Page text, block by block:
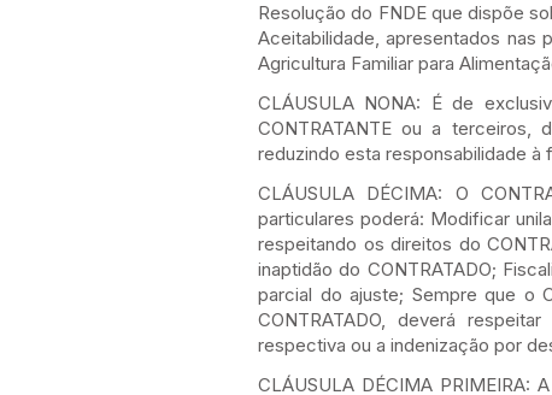
Resolução do FNDE que dispõe
Aceitabilidade, apresentados nas
Agricultura Familiar para
CLÁUSULA NONA: É de
CONTRATANTE ou a
reduzindo esta responsabilidade à
CLÁUSULA DÉCIMA: O
particulares poderá: Modificar
respeitando os direitos do
inaptidão do CONTRATADO;
parcial do ajuste; Sempre que o
CONTRATADO, deverá
respectiva ou a indenização por
CLÁUSULA DÉCIMA PRIMEIRA: